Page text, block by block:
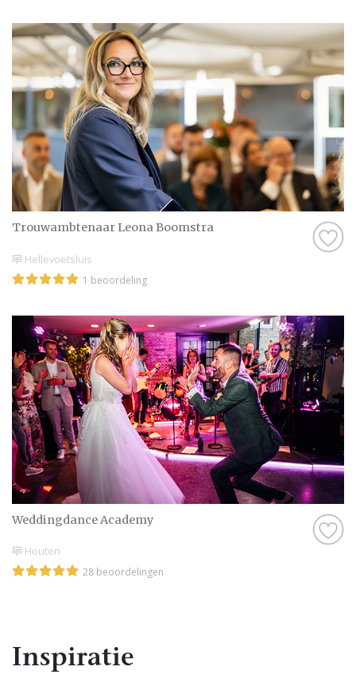
Trouwambtenaar Leona Boomstra
Hellevoetsluis
1 beoordeling
Weddingdance Academy
Houten
28 beoordelingen
Inspiratie